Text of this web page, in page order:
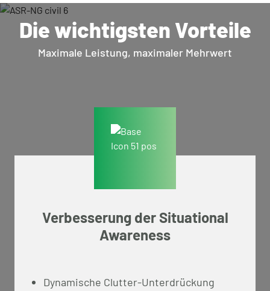
Die wichtigsten Vorteile
Maximale Leistung, maximaler Mehrwert
Verbesserung der Situational
Awareness
Dynamische Clutter-Unterdrückung